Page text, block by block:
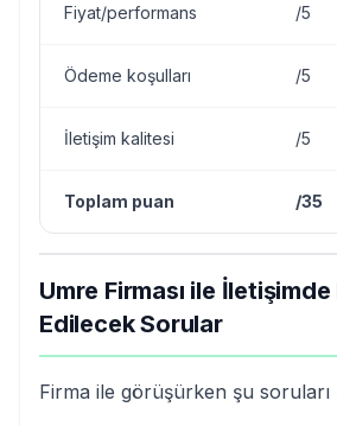
Fiyat/performans /5
Ödeme koşulları /5
İletişim kalitesi /5
Toplam puan /35
Umre Firması ile
Edilecek Sorular
Firma ile görüşürken şu